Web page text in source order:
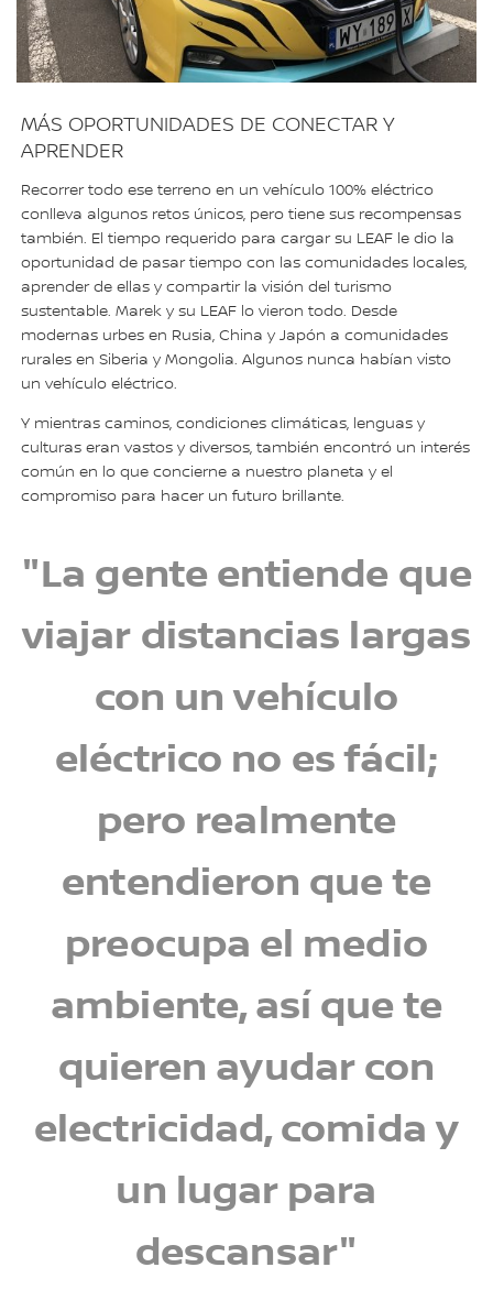
MÁS OPORTUNIDADES DE CONECTAR Y
APRENDER
Recorrer todo ese terreno en un vehículo 100% eléctrico
conlleva algunos retos únicos, pero tiene sus recompensas
también. El tiempo requerido para cargar su LEAF le dio la
oportunidad de pasar tiempo con las comunidades locales,
aprender de ellas y compartir la visión del turismo
sustentable. Marek y su LEAF lo vieron todo. Desde
modernas urbes en Rusia, China y Japón a comunidades
rurales en Siberia y Mongolia. Algunos nunca habían visto
un vehículo eléctrico.
Y mientras caminos, condiciones climáticas, lenguas y
culturas eran vastos y diversos, también encontró un interés
común en lo que concierne a nuestro planeta y el
compromiso para hacer un futuro brillante.
"La gente entiende que
viajar distancias largas
con un vehículo
eléctrico no es fácil;
pero realmente
entendieron que te
preocupa el medio
ambiente, así que te
quieren ayudar con
electricidad, comida y
un lugar para
descansar"